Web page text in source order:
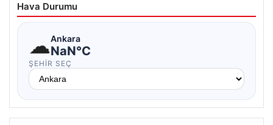
Hava Durumu
☁Ankara
NaN°C
ŞEHIR SEÇ